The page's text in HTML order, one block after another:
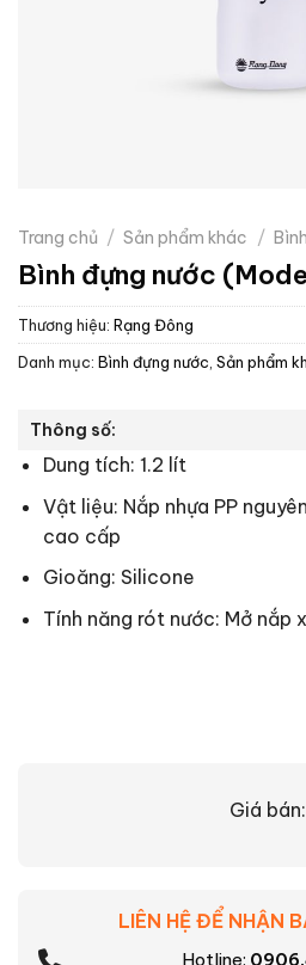
Trang chủ / Sản phẩm khác /
Bình đựng nước
Thương hiệu: Rạng Đông
Danh mục: Bình đựng nước Sản phẩm
Thông số:
Dung tích: 1.2 lít
Vật liệu: Nắp nhựa PP
cao cấp
Gioăng: Silicone
Tính năng rót nước: Mở nắp
Giá bán:
LIÊN HỆ ĐỂ NHẬN
Hotline: